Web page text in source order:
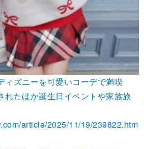
ィズニーを可愛いコーデで満喫
れたほか誕生日イベントや家族旅
article/2025/11/19/239822.htm